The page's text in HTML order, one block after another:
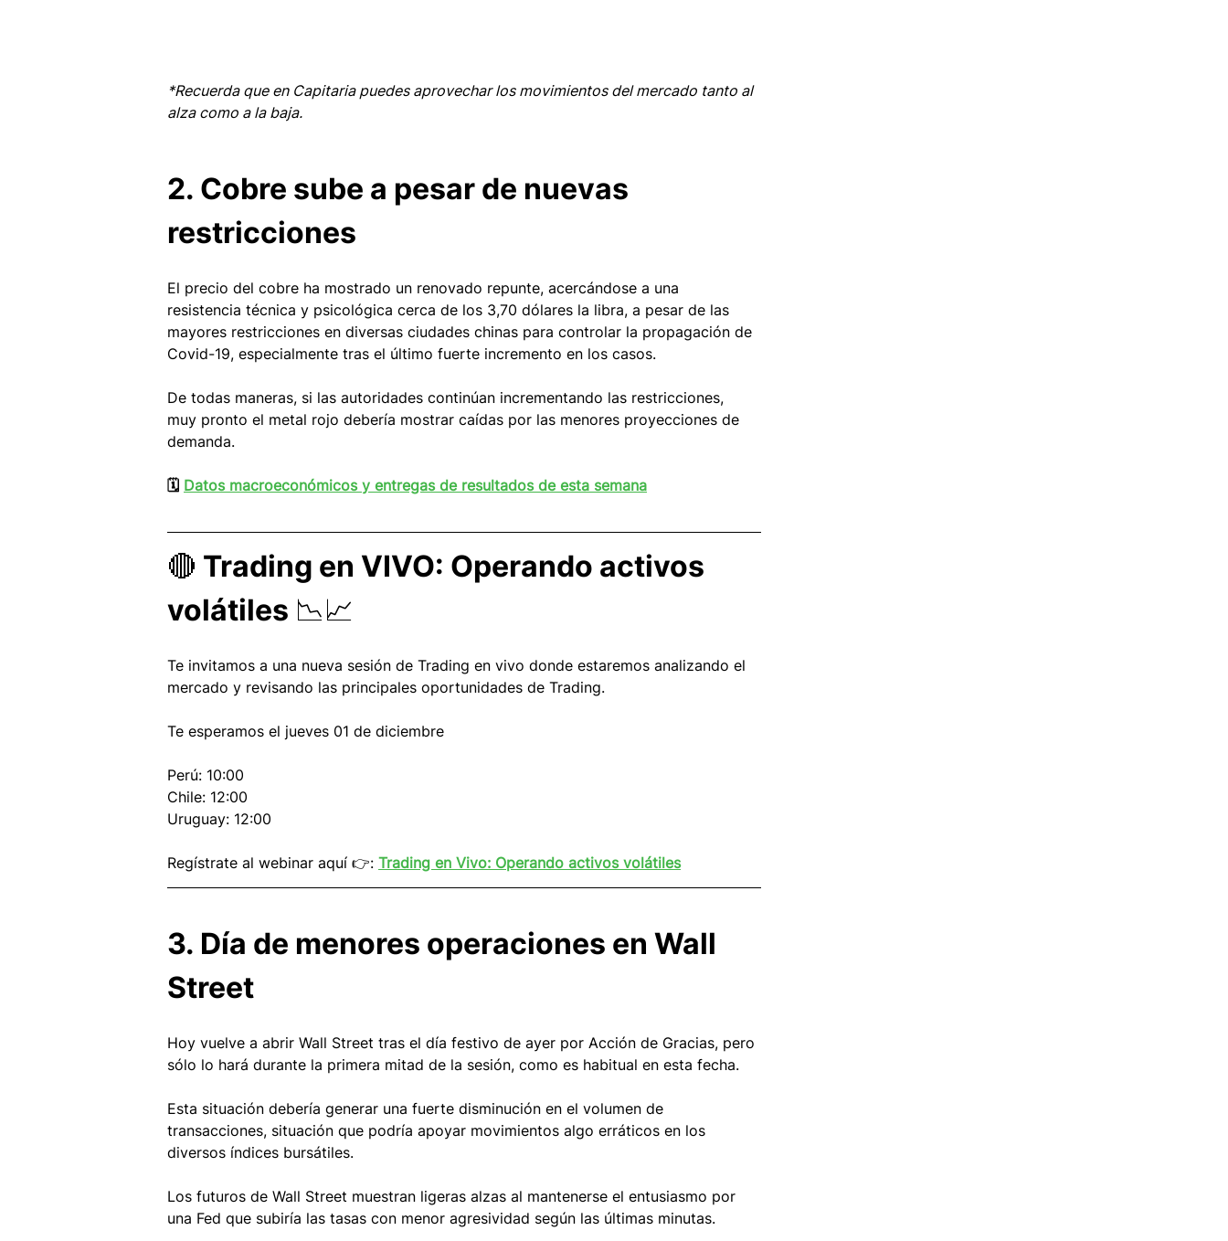
*Recuerda que en Capitaria puedes aprovechar los movimientos del mercado tanto al
alza como a la baja.
2. Cobre sube a pesar de nuevas
restricciones
El precio del cobre ha mostrado un renovado repunte, acercándose a una
resistencia técnica y psicológica cerca de los 3,70 dólares la libra, a pesar de las
mayores restricciones en diversas ciudades chinas para controlar la propagación de
Covid-19, especialmente tras el último fuerte incremento en los casos.
De todas maneras, si las autoridades continúan incrementando las restricciones,
muy pronto el metal rojo debería mostrar caídas por las menores proyecciones de
demanda.
🗓 Datos macroeconómicos y entregas de resultados de esta semana
🔴 Trading en VIVO: Operando activos
volátiles 📉📈
Te invitamos a una nueva sesión de Trading en vivo donde estaremos analizando el
mercado y revisando las principales oportunidades de Trading.
Te esperamos el jueves 01 de diciembre
Perú: 10:00
Chile: 12:00
Uruguay: 12:00
Regístrate al webinar aquí 👉: Trading en Vivo: Operando activos volátiles
3. Día de menores operaciones en Wall
Street
Hoy vuelve a abrir Wall Street tras el día festivo de ayer por Acción de Gracias, pero
sólo lo hará durante la primera mitad de la sesión, como es habitual en esta fecha.
Esta situación debería generar una fuerte disminución en el volumen de
transacciones, situación que podría apoyar movimientos algo erráticos en los
diversos índices bursátiles.
Los futuros de Wall Street muestran ligeras alzas al mantenerse el entusiasmo por
una Fed que subiría las tasas con menor agresividad según las últimas minutas.